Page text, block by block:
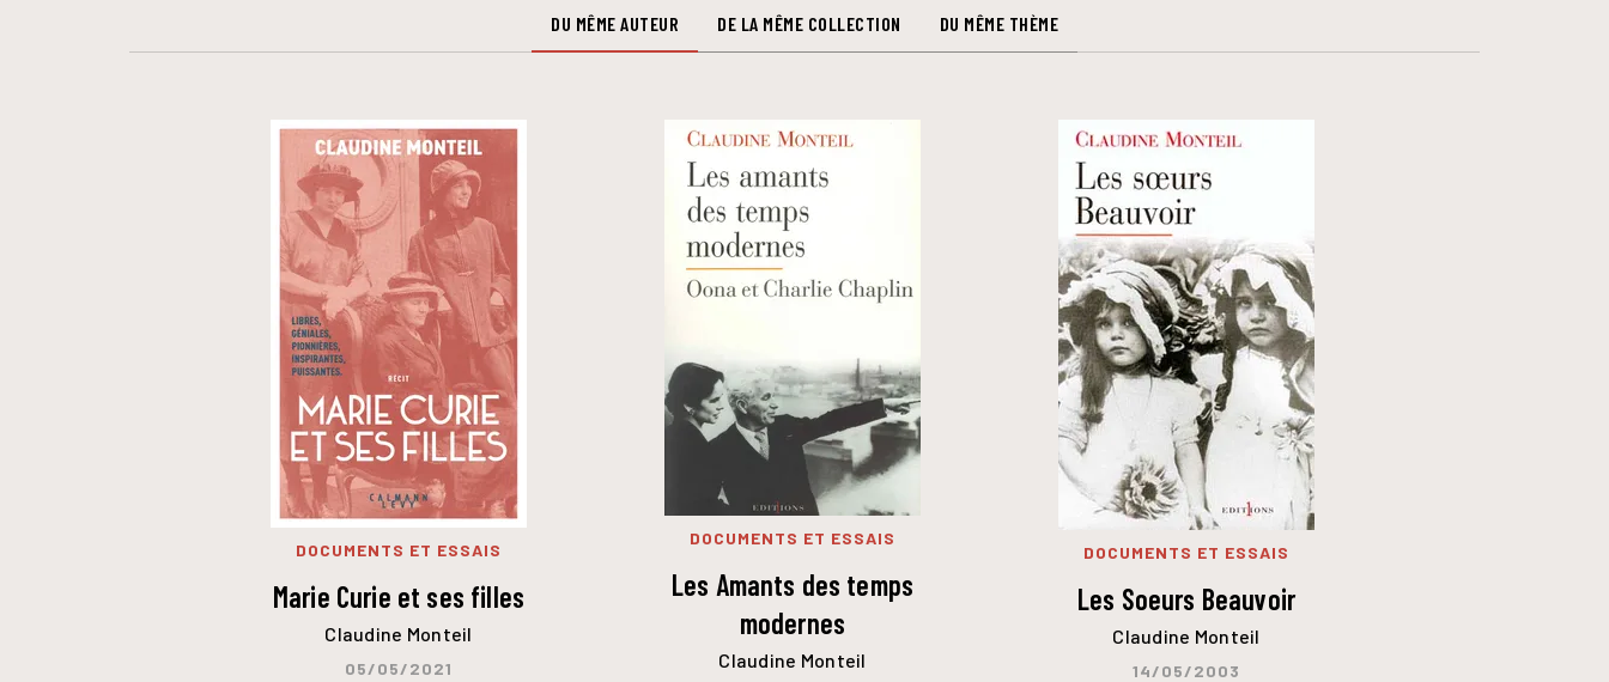
DU MÊME AUTEUR DE LA MÊME COLLECTION DU MÊME THÈME
DOCUMENTS ET ESSAIS
Marie Curie et ses filles
Claudine Monteil
05/05/2021
DOCUMENTS ET ESSAIS
Les Amants des temps
modernes
Claudine Monteil
DOCUMENTS ET ESSAIS
Les Soeurs Beauvoir
Claudine Monteil
14/05/2003